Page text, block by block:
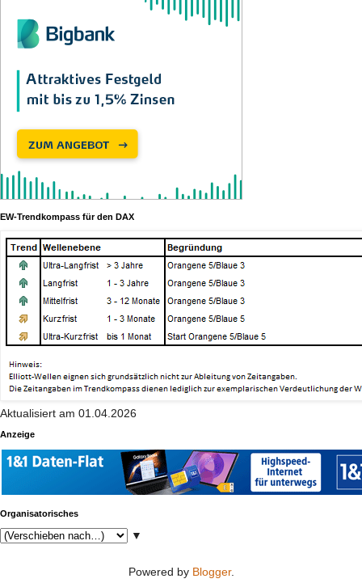
EW-Trendkompass für den DAX
Aktualisiert am 01.04.2026
Anzeige
Organisatorisches
▼
Powered by Blogger.